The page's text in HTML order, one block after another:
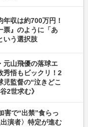
収は約700万円！
票』のように「あ
いう選択肢
元山飛優の落球エ
秀悟もビックリ！2
児監督の“泣きどこ
2世求む》
害で“出禁”食らっ
演者〉特定が進む